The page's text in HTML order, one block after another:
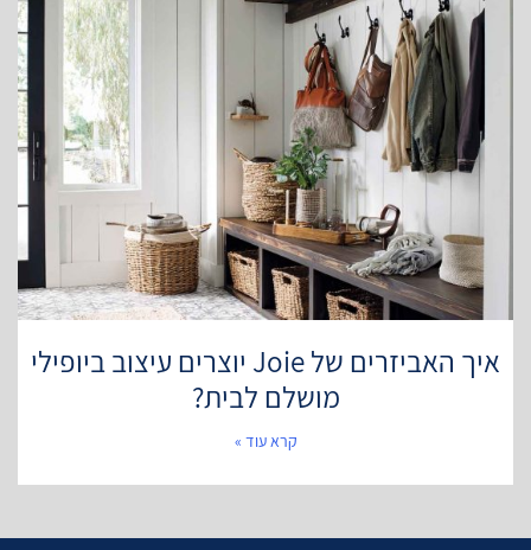
איך האביזרים של Joie יוצרים עיצוב ביופילי
מושלם לבית?
קרא עוד »